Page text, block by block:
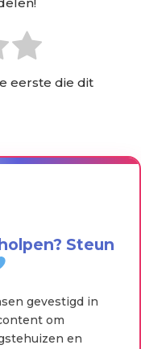
eerste die dit
Steun
gevestigd in
om
en